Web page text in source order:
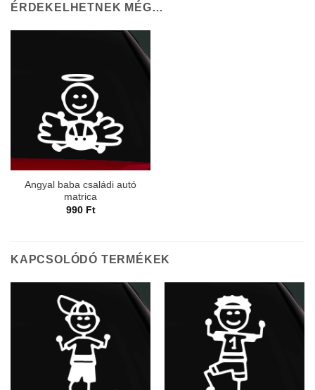
ÉRDEKELHETNEK MÉG…
Angyal baba családi autó
matrica
990 Ft
KAPCSOLÓDÓ TERMÉKEK